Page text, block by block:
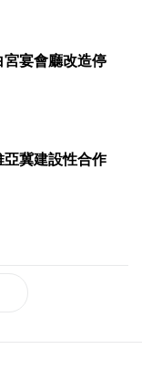
宮宴會廳改造停
亞冀建設性合作